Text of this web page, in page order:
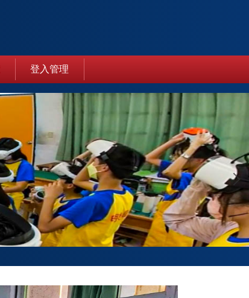
登入管理